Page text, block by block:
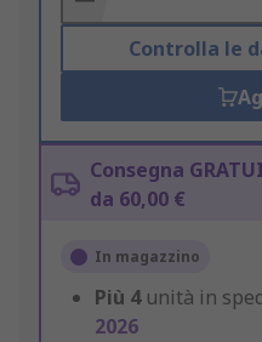
Controlla le
Consegna
da 60,00 €
In magazzino
Più 4 unità in
2026